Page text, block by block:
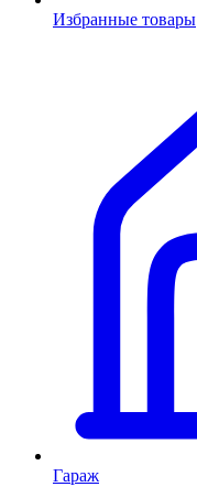
Избранные товары
Гараж